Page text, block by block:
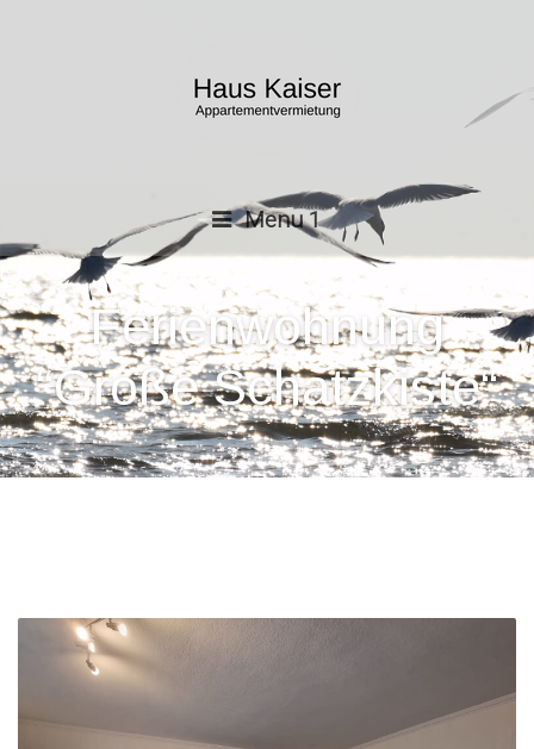
Menu 1
Ferienwohnung
“Große Schatzkiste“